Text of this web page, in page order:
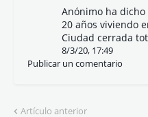
Anónimo ha
20 años viviendo
Ciudad cerrada
8/3/20, 17:49
Publicar un comentario
Artículo anterior